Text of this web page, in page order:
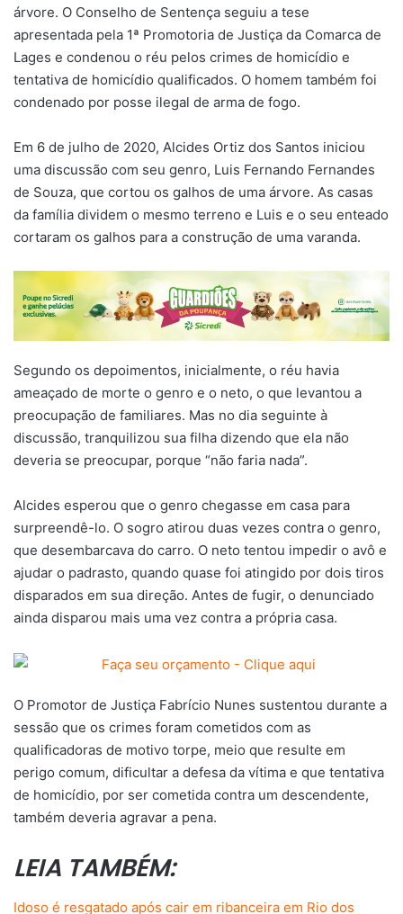
árvore. O Conselho de Sentença seguiu a tese
apresentada pela 1ª Promotoria de Justiça da Comarca de
Lages e condenou o réu pelos crimes de homicídio e
tentativa de homicídio qualificados. O homem também foi
condenado por posse ilegal de arma de fogo.
Em 6 de julho de 2020, Alcides Ortiz dos Santos iniciou
uma discussão com seu genro, Luis Fernando Fernandes
de Souza, que cortou os galhos de uma árvore. As casas
da família dividem o mesmo terreno e Luis e o seu enteado
cortaram os galhos para a construção de uma varanda.
Segundo os depoimentos, inicialmente, o réu havia
ameaçado de morte o genro e o neto, o que levantou a
preocupação de familiares. Mas no dia seguinte à
discussão, tranquilizou sua filha dizendo que ela não
deveria se preocupar, porque “não faria nada”.
Alcides esperou que o genro chegasse em casa para
surpreendê-lo. O sogro atirou duas vezes contra o genro,
que desembarcava do carro. O neto tentou impedir o avô e
ajudar o padrasto, quando quase foi atingido por dois tiros
disparados em sua direção. Antes de fugir, o denunciado
ainda disparou mais uma vez contra a própria casa.
O Promotor de Justiça Fabrício Nunes sustentou durante a
sessão que os crimes foram cometidos com as
qualificadoras de motivo torpe, meio que resulte em
perigo comum, dificultar a defesa da vítima e que tentativa
de homicídio, por ser cometida contra um descendente,
também deveria agravar a pena.
LEIA TAMBÉM:
Idoso é resgatado após cair em ribanceira em Rio dos